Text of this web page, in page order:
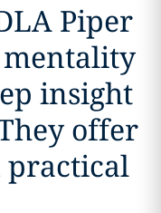
Piper
mentality
insight
offer
practical